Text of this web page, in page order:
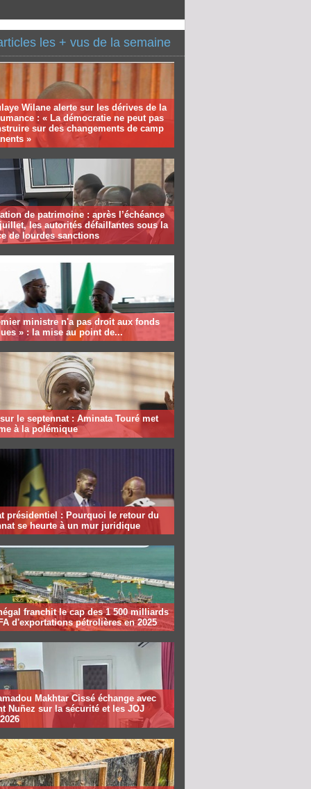
les + vus de la semaine
Wilane alerte sur les dérives de la
: « La démocratie ne peut pas
sur des changements de camp
»
de patrimoine : après l’échéance
les autorités défaillantes sous la
de lourdes sanctions
ministre n'a pas droit aux fonds
» : la mise au point de...
le septennat : Aminata Touré met
à la polémique
présidentiel : Pourquoi le retour du
se heurte à un mur juridique
franchit le cap des 1 500 milliards
d'exportations pétrolières en 2025
Makhtar Cissé échange avec
Nuñez sur la sécurité et les JOJ